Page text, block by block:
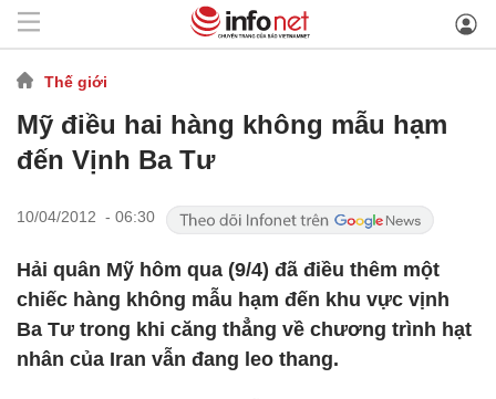
Thế giới
Mỹ điều hai hàng không mẫu hạm
đến Vịnh Ba Tư
10/04/2012 - 06:30
Hải quân Mỹ hôm qua (9/4) đã điều thêm một
chiếc hàng không mẫu hạm đến khu vực vịnh
Ba Tư trong khi căng thẳng về chương trình hạt
nhân của Iran vẫn đang leo thang.